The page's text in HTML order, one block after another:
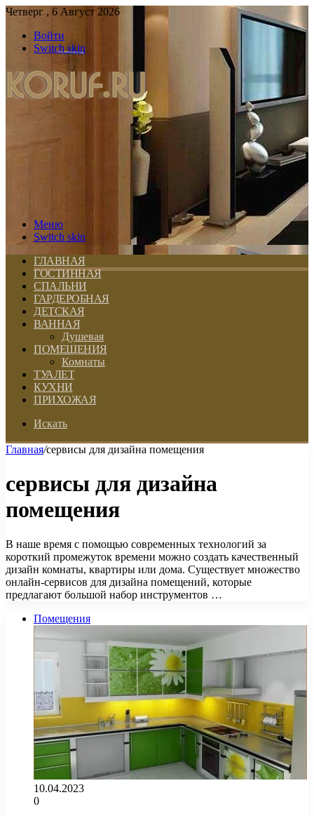
Четверг , 6 Август 2026
Войти
Switch skin
Меню
Switch skin
ГЛАВНАЯ
ГОСТИННАЯ
СПАЛЬНИ
ГАРДЕРОБНАЯ
ДЕТСКАЯ
ВАННАЯ
Душевая
ПОМЕЩЕНИЯ
Комнаты
ТУАЛЕТ
КУХНИ
ПРИХОЖАЯ
Искать
Главная/сервисы для дизайна помещения
сервисы для дизайна
помещения
В наше время с помощью современных технологий за
короткий промежуток времени можно создать качественный
дизайн комнаты, квартиры или дома. Существует множество
онлайн-сервисов для дизайна помещений, которые
предлагают большой набор инструментов …
Помещения
10.04.2023
0